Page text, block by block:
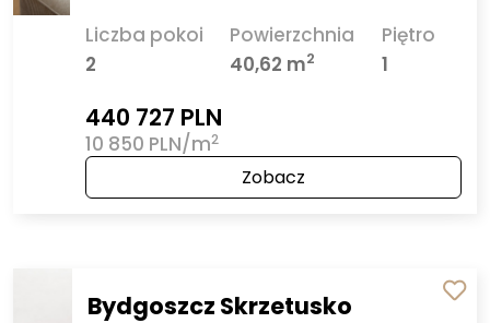
Liczba pokoi
2
Powierzchnia
40,62 m2
Piętro
1
440 727 PLN
10 850 PLN/m2
Zobacz
Bydgoszcz Skrzetusko